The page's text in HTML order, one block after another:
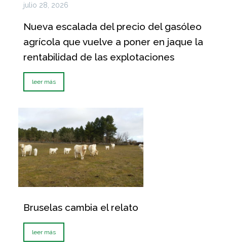
julio 28, 2026
Nueva escalada del precio del gasóleo
agrícola que vuelve a poner en jaque la
rentabilidad de las explotaciones
leer más
Bruselas cambia el relato
leer más